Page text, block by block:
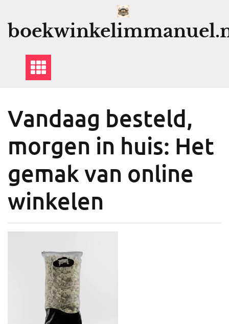
Vandaag besteld,
morgen in huis: Het
gemak van online
winkelen